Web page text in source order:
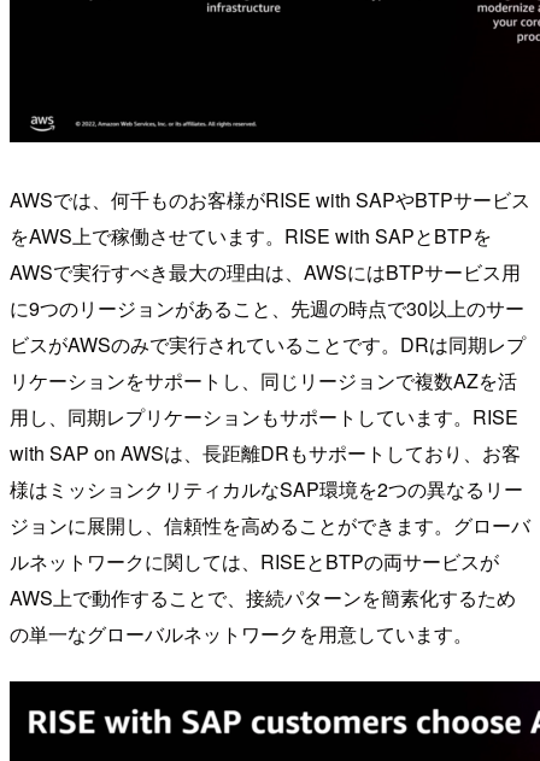
AWSでは、何千ものお客様がRISE with SAPやBTPサービス
をAWS上で稼働させています。RISE with SAPとBTPを
AWSで実行すべき最大の理由は、AWSにはBTPサービス用
に9つのリージョンがあること、先週の時点で30以上のサー
ビスがAWSのみで実行されていることです。DRは同期レプ
リケーションをサポートし、同じリージョンで複数AZを活
用し、同期レプリケーションもサポートしています。RISE
with SAP on AWSは、長距離DRもサポートしており、お客
様はミッションクリティカルなSAP環境を2つの異なるリー
ジョンに展開し、信頼性を高めることができます。グローバ
ルネットワークに関しては、RISEとBTPの両サービスが
AWS上で動作することで、接続パターンを簡素化するため
の単一なグローバルネットワークを用意しています。